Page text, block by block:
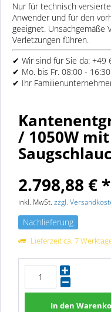
Nur für technisch
Anwender und für den
geeignet. Unsachgemäße
Verletzungen führen.
✔ Wir sind für Sie da: +49
✔ Mo. bis Fr. 08:00 -
✔ Ihr
/ 1050W mit
2.798,88 € *
inkl. MwSt. zzgl.
Nachlieferung
Lieferzeit ca. 7
In den